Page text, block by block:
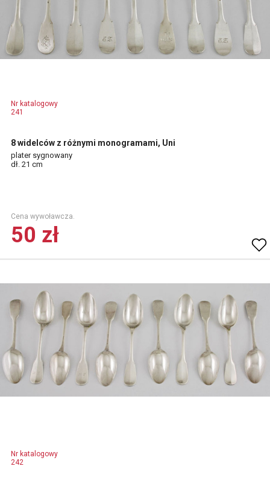
Nr katalogowy
241
8 widelców z różnymi monogramami, Uni
plater sygnowany
dł. 21 cm
Cena wywoławcza.
50 zł
Nr katalogowy
242